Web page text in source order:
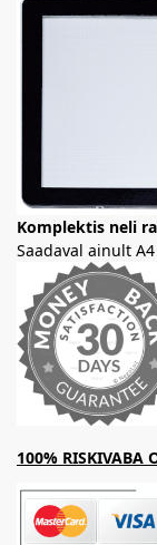
Komplektis neli
Saadaval ainult
100% RISKIVABA